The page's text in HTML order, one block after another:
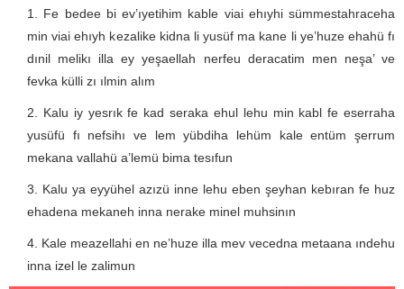
Fe bedee bi ev’ıyetihim kable viai ehıyhi sümmestahraceha
min viai ehıyh kezalike kidna li yusüf ma kane li ye’huze ehahü fı
dınil melikı illa ey yeşaellah nerfeu deracatim men neşa’ ve
fevka külli zı ılmin alım
Kalu iy yesrık fe kad seraka ehul lehu min kabl fe eserraha
yusüfü fı nefsihı ve lem yübdiha lehüm kale entüm şerrum
mekana vallahü a’lemü bima tesıfun
Kalu ya eyyühel azızü inne lehu eben şeyhan kebıran fe huz
ehadena mekaneh inna nerake minel muhsinın
Kale meazellahi en ne’huze illa mev vecedna metaana ındehu
inna izel le zalimun